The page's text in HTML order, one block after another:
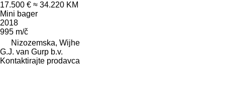
17.500 € ≈ 34.220 KM
Mini bager
2018
995 m/č
Nizozemska, Wijhe
G.J. van Gurp b.v.
Kontaktirajte prodavca